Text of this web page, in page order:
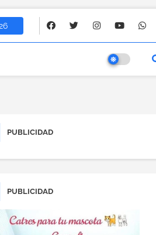
PUBLICIDAD
PUBLICIDAD